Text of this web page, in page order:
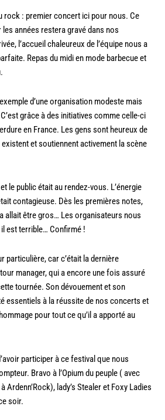
rock : premier concert ici pour nous. Ce
années restera gravé dans nos
l’accueil chaleureux de l’équipe nous a
Repas du midi en mode barbecue et
d’une organisation modeste mais
grâce à des initiatives comme celle-ci
en France. Les gens sont heureux de
et soutiennent activement la scène
le public était au rendez-vous. L’énergie
contagieuse. Dès les premières notes,
allait être gros… Les organisateurs nous
est terrible… Confirmé !
particulière, car c’était la dernière
manager, qui a encore une fois assuré
tournée. Son dévouement et son
essentiels à la réussite de nos concerts et
pour tout ce qu’il a apporté au
participer à ce festival que nous
Bravo à l’Opium du peuple ( avec
àArdenn’Rock), lady’s Stealer et Foxy Ladies
soir.